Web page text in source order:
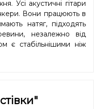
Усі акустичні гітари
Вони працюють в
натяг, підходять
незалежно від
є стабільнішими ніж